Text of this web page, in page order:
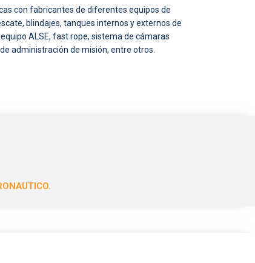
con fabricantes de diferentes equipos de
blindajes, tanques internos y externos de
ALSE, fast rope, sistema de cámaras
administración de misión, entre otros.